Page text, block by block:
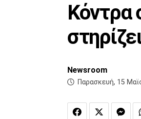
Κόντρα
Newsroom
Παρασκευή, 15